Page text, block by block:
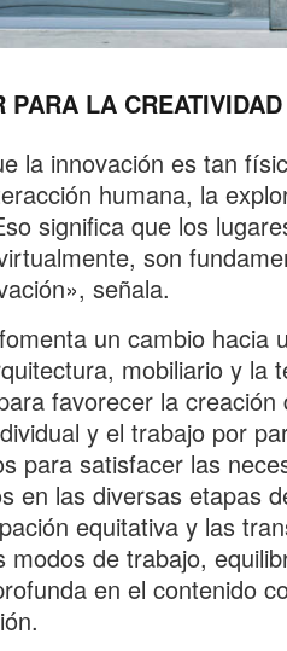
PARA LA
la innovación es tan
humana, la
significa que los
son
señala.
un cambio hacia
mobiliario y la
favorecer la creación
y el trabajo por
para satisfacer las
en las diversas etapas
equitativa y las
modos de trabajo,
en el contenido